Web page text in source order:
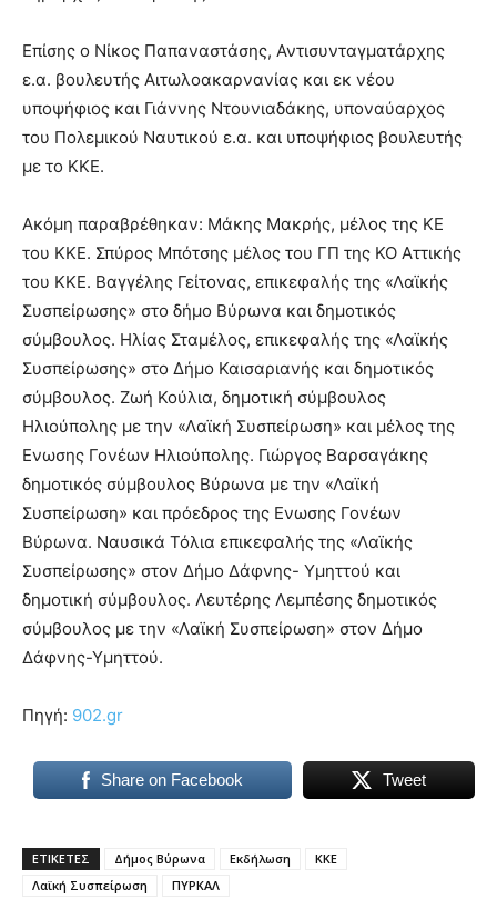
Επίσης ο Νίκος Παπαναστάσης, Αντισυνταγματάρχης
ε.α. βουλευτής Αιτωλοακαρνανίας και εκ νέου
υποψήφιος και Γιάννης Ντουνιαδάκης, υποναύαρχος
του Πολεμικού Ναυτικού ε.α. και υποψήφιος βουλευτής
με το ΚΚΕ.
Ακόμη παραβρέθηκαν: Μάκης Μακρής, μέλος της ΚΕ
του ΚΚΕ. Σπύρος Μπότσης μέλος του ΓΠ της ΚΟ Αττικής
του ΚΚΕ. Βαγγέλης Γείτονας, επικεφαλής της «Λαϊκής
Συσπείρωσης» στο δήμο Βύρωνα και δημοτικός
σύμβουλος. Ηλίας Σταμέλος, επικεφαλής της «Λαϊκής
Συσπείρωσης» στο Δήμο Καισαριανής και δημοτικός
σύμβουλος. Ζωή Κούλια, δημοτική σύμβουλος
Ηλιούπολης με την «Λαϊκή Συσπείρωση» και μέλος της
Ενωσης Γονέων Ηλιούπολης. Γιώργος Βαρσαγάκης
δημοτικός σύμβουλος Βύρωνα με την «Λαϊκή
Συσπείρωση» και πρόεδρος της Ενωσης Γονέων
Βύρωνα. Ναυσικά Τόλια επικεφαλής της «Λαϊκής
Συσπείρωσης» στον Δήμο Δάφνης- Υμηττού και
δημοτική σύμβουλος. Λευτέρης Λεμπέσης δημοτικός
σύμβουλος με την «Λαϊκή Συσπείρωση» στον Δήμο
Δάφνης-Υμηττού.
Πηγή: 902.gr
Share on Facebook Tweet
ΕΤΙΚΕΤΕΣ Δήμος Βύρωνα Εκδήλωση
ΚΚΕ
Λαϊκή Συσπείρωση
ΠΥΡΚΑΛ